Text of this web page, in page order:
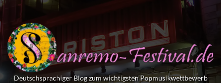
Skip
to
content
Deutschsprachiger Blog zum wichtigsten Popmusikwettbewerb